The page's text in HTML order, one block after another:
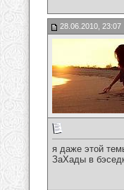
28.06.2010, 23:07
я даже этой
ЗаХады в